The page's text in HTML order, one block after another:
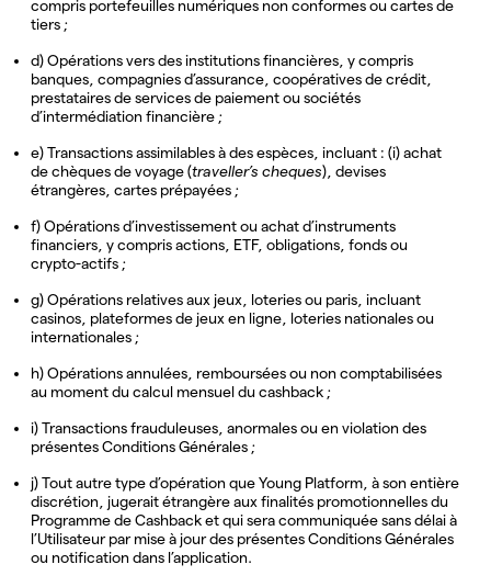
compris portefeuilles numériques non conformes ou cartes de
tiers ;
d) Opérations vers des institutions financières, y compris
banques, compagnies d’assurance, coopératives de crédit,
prestataires de services de paiement ou sociétés
d’intermédiation financière ;
e) Transactions assimilables à des espèces, incluant : (i) achat
de chèques de voyage (traveller’s cheques), devises
étrangères, cartes prépayées ;
f) Opérations d’investissement ou achat d’instruments
financiers, y compris actions, ETF, obligations, fonds ou
crypto-actifs ;
g) Opérations relatives aux jeux, loteries ou paris, incluant
casinos, plateformes de jeux en ligne, loteries nationales ou
internationales ;
h) Opérations annulées, remboursées ou non comptabilisées
au moment du calcul mensuel du cashback ;
i) Transactions frauduleuses, anormales ou en violation des
présentes Conditions Générales ;
j) Tout autre type d’opération que Young Platform, à son entière
discrétion, jugerait étrangère aux finalités promotionnelles du
Programme de Cashback et qui sera communiquée sans délai à
l’Utilisateur par mise à jour des présentes Conditions Générales
ou notification dans l’application.